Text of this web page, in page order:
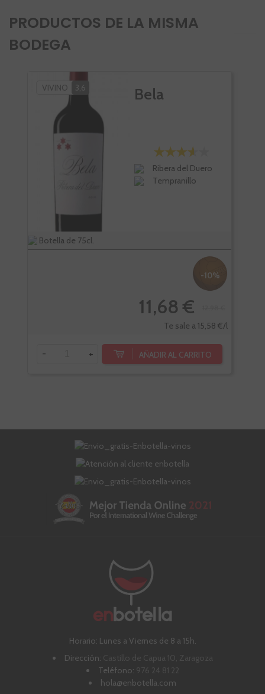
PRODUCTOS DE LA MISMA
BODEGA
VIVINO 3,6 Bela
Ribera del Duero
Tempranillo
Botella de 75cl.
-10%
11,68 €
Te sale a 15,58 €/l
- + AÑADIR AL CARRITO
Horario: Lunes a Viernes de 8 a 15h.
Dirección: Castillo de Capua 10, Zaragoza
Teléfono: 976 24 81 22
hola@enbotella.com